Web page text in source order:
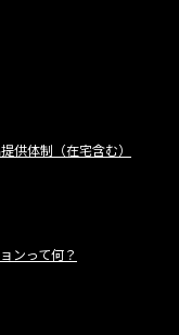
供体制（在宅含む）
ンって何？